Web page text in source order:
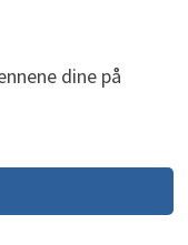
dine på